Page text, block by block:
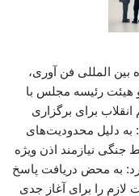
بین المللی فن آوری،
هیئت رئیسه مجلس با
برای برگزاری
دلیل محدودیت‌های
جنگی نیازمند اذن ویژه
به محض دریافت پاسخ
را برای آغاز جدی